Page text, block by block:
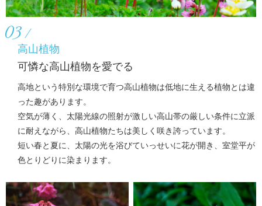
03
高山植物
可憐な高山植物を愛でる
高地という特別な環境で育つ高山植物は低地に生える植物とは違
った趣があります。
空気が薄く、太陽光線の照射が激しい高山帯の厳しい条件に立派
に耐えながら、高山植物たちは美しく咲き誇っています。
短い春と夏に、太陽の光を浴びていっせいに花が開き、室堂平が
色とりどりに染まります。